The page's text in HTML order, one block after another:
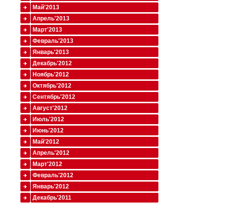
Май'2013
Апрель'2013
Март'2013
Февраль'2013
Январь'2013
Декабрь'2012
Ноябрь'2012
Октябрь'2012
Сентябрь'2012
Август'2012
Июль'2012
Июнь'2012
Май'2012
Апрель'2012
Март'2012
Февраль'2012
Январь'2012
Декабрь'2011